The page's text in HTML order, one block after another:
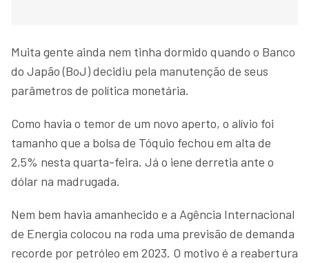
Muita gente ainda nem tinha dormido quando o Banco
do Japão (BoJ) decidiu pela manutenção de seus
parâmetros de política monetária.
Como havia o temor de um novo aperto, o alívio foi
tamanho que a bolsa de Tóquio fechou em alta de
2,5% nesta quarta-feira. Já o iene derretia ante o
dólar na madrugada.
Nem bem havia amanhecido e a Agência Internacional
de Energia colocou na roda uma previsão de demanda
recorde por petróleo em 2023. O motivo é a reabertura